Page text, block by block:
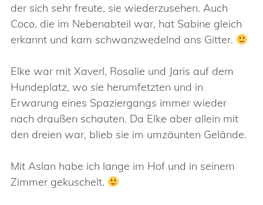
der sich sehr freute, sie wiederzusehen. Auch
Coco, die im Nebenabteil war, hat Sabine gleich
erkannt und kam schwanzwedelnd ans Gitter.
Elke war mit Xaverl, Rosalie und Jaris auf dem
Hundeplatz, wo sie herumfetzten und in
Erwarung eines Spaziergangs immer wieder
nach draußen schauten. Da Elke aber allein mit
den dreien war, blieb sie im umzäunten Gelände.
Mit Aslan habe ich lange im Hof und in seinem
Zimmer gekuschelt.